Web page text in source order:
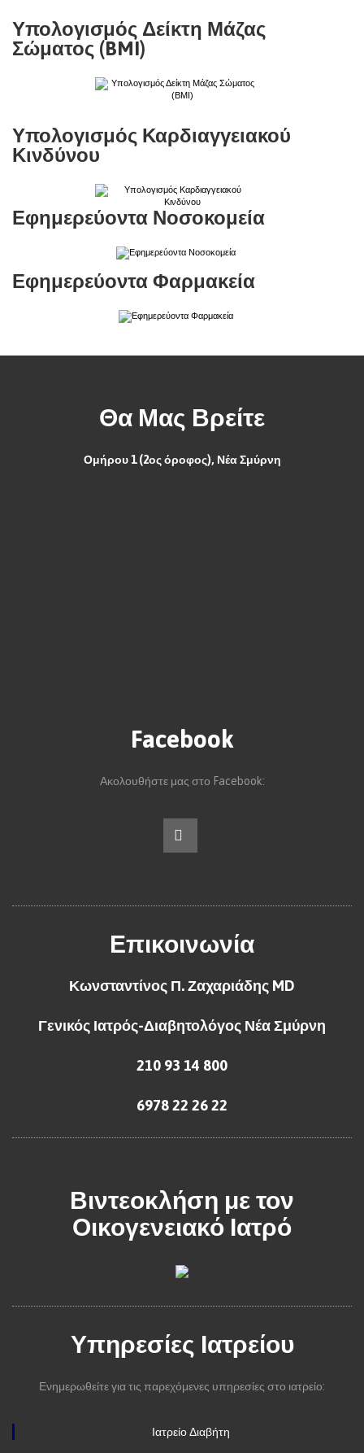
Υπολογισμός Δείκτη Μάζας
Σώματος (BMI)
Υπολογισμός Καρδιαγγειακού
Κινδύνου
Εφημερεύοντα Νοσοκομεία
Εφημερεύοντα Φαρμακεία
Θα Μας Βρείτε
Ομήρου 1 (2ος όροφος), Νέα Σμύρνη
Facebook
Ακολουθήστε μας στο Facebook:
Επικοινωνία
Κωνσταντίνος Π. Ζαχαριάδης MD
Γενικός Ιατρός-Διαβητολόγος Νέα Σμύρνη
210 93 14 800
6978 22 26 22
Βιντεοκλήση με τον
Οικογενειακό Ιατρό
Υπηρεσίες Ιατρείου
Ενημερωθείτε για τις παρεχόμενες υπηρεσίες στο ιατρείο:
Ιατρείο Διαβήτη